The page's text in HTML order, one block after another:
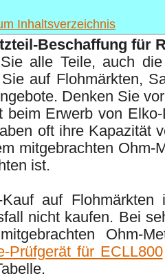
Inhaltsverzeichnis
Beschaffung für
alle Teile, auch
auf Flohmärkten,
Denken Sie
beim Erwerb von
oft ihre Kapazität
mitgebrachten Ohm-
ist.
Kauf auf
nicht kaufen. Bei
Ohm-
Prüfgerät für ECLL800